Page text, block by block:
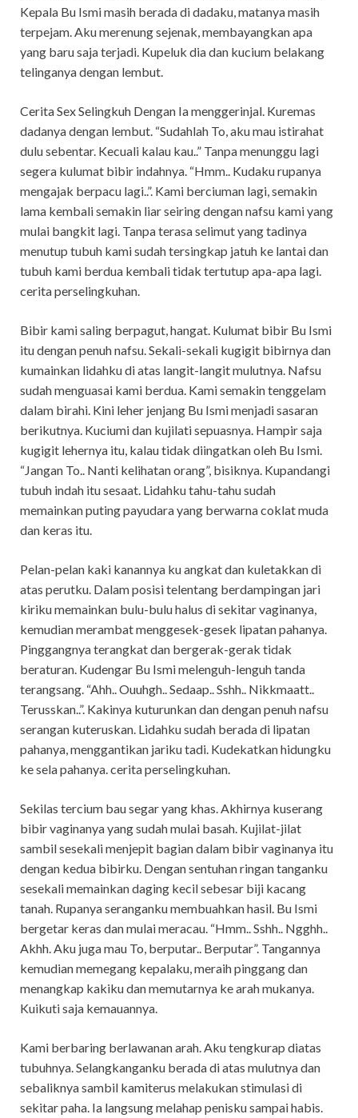
Kepala Bu Ismi masih berada di dadaku, matanya masih
terpejam. Aku merenung sejenak, membayangkan apa
yang baru saja terjadi. Kupeluk dia dan kucium belakang
telinganya dengan lembut.
Cerita Sex Selingkuh Dengan Ia menggerinjal. Kuremas
dadanya dengan lembut. “Sudahlah To, aku mau istirahat
dulu sebentar. Kecuali kalau kau..” Tanpa menunggu lagi
segera kulumat bibir indahnya. “Hmm.. Kudaku rupanya
mengajak berpacu lagi..”. Kami berciuman lagi, semakin
lama kembali semakin liar seiring dengan nafsu kami yang
mulai bangkit lagi. Tanpa terasa selimut yang tadinya
menutup tubuh kami sudah tersingkap jatuh ke lantai dan
tubuh kami berdua kembali tidak tertutup apa-apa lagi.
cerita perselingkuhan.
Bibir kami saling berpagut, hangat. Kulumat bibir Bu Ismi
itu dengan penuh nafsu. Sekali-sekali kugigit bibirnya dan
kumainkan lidahku di atas langit-langit mulutnya. Nafsu
sudah menguasai kami berdua. Kami semakin tenggelam
dalam birahi. Kini leher jenjang Bu Ismi menjadi sasaran
berikutnya. Kuciumi dan kujilati sepuasnya. Hampir saja
kugigit lehernya itu, kalau tidak diingatkan oleh Bu Ismi.
“Jangan To.. Nanti kelihatan orang”, bisiknya. Kupandangi
tubuh indah itu sesaat. Lidahku tahu-tahu sudah
memainkan puting payudara yang berwarna coklat muda
dan keras itu.
Pelan-pelan kaki kanannya ku angkat dan kuletakkan di
atas perutku. Dalam posisi telentang berdampingan jari
kiriku memainkan bulu-bulu halus di sekitar vaginanya,
kemudian merambat menggesek-gesek lipatan pahanya.
Pinggangnya terangkat dan bergerak-gerak tidak
beraturan. Kudengar Bu Ismi melenguh-lenguh tanda
terangsang. “Ahh.. Ouuhgh.. Sedaap.. Sshh.. Nikkmaatt..
Terusskan..”. Kakinya kuturunkan dan dengan penuh nafsu
serangan kuteruskan. Lidahku sudah berada di lipatan
pahanya, menggantikan jariku tadi. Kudekatkan hidungku
ke sela pahanya. cerita perselingkuhan.
Sekilas tercium bau segar yang khas. Akhirnya kuserang
bibir vaginanya yang sudah mulai basah. Kujilat-jilat
sambil sesekali menjepit bagian dalam bibir vaginanya itu
dengan kedua bibirku. Dengan sentuhan ringan tanganku
sesekali memainkan daging kecil sebesar biji kacang
tanah. Rupanya seranganku membuahkan hasil. Bu Ismi
bergetar keras dan mulai meracau. “Hmm.. Sshh.. Ngghh..
Akhh. Aku juga mau To, berputar.. Berputar”. Tangannya
kemudian memegang kepalaku, meraih pinggang dan
menangkap kakiku dan memutarnya ke arah mukanya.
Kuikuti saja kemauannya.
Kami berbaring berlawanan arah. Aku tengkurap diatas
tubuhnya. Selangkanganku berada di atas mulutnya dan
sebaliknya sambil kamiterus melakukan stimulasi di
sekitar paha. Ia langsung melahap penisku sampai habis.